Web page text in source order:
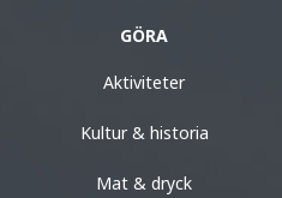
GÖRA
Aktiviteter
Kultur & historia
Mat & dryck